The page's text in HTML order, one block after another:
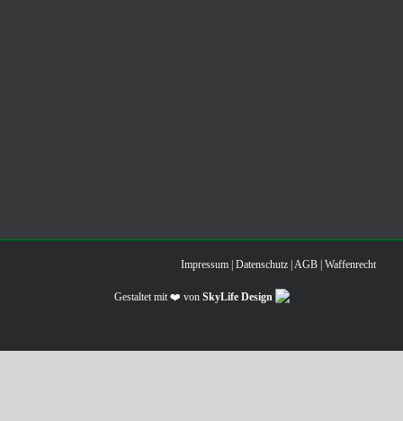
Impressum | Datenschutz | AGB | Waffenrecht
Gestaltet mit ❤️ von SkyLife Design